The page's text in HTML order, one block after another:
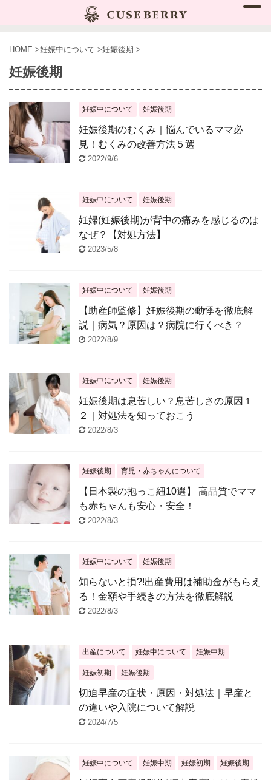
HOME >妊娠中について >妊娠後期 >
妊娠後期
妊娠中について 妊娠後期
妊娠後期のむくみ｜悩んでいるママ必
見！むくみの改善方法５選
2022/9/6
妊娠中について 妊娠後期
妊婦(妊娠後期)が背中の痛みを感じるのは
なぜ？【対処方法】
2023/5/8
妊娠中について 妊娠後期
【助産師監修】妊娠後期の動悸を徹底解
説｜病気？原因は？病院に行くべき？
2022/8/9
妊娠中について 妊娠後期
妊娠後期は息苦しい？息苦しさの原因１
２｜対処法を知っておこう
2022/8/3
妊娠後期 育児・赤ちゃんについて
【日本製の抱っこ紐10選】 高品質でママ
も赤ちゃんも安心・安全！
2022/8/3
妊娠中について 妊娠後期
知らないと損?!出産費用は補助金がもらえ
る！金額や手続きの方法を徹底解説
2022/8/3
出産について 妊娠中について 妊娠中期
妊娠初期 妊娠後期
切迫早産の症状・原因・対処法｜早産と
の違いや入院について解説
2024/7/5
妊娠中について 妊娠中期 妊娠初期 妊娠後期